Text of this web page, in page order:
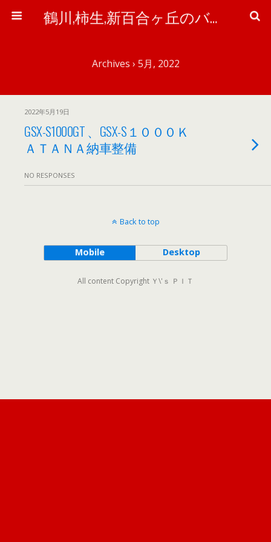
鶴川,柿生,新百合ヶ丘のバイク＆自転車屋さん「ワイズ・ピット」のブログ
Archives › 5月, 2022
2022年5月19日
GSX-S1000GT 、GSX-S１０００Ｋ
ＡＴＡＮＡ納車整備
NO RESPONSES
Back to top
Mobile Desktop
All content Copyright Ｙ\'ｓ ＰＩＴ